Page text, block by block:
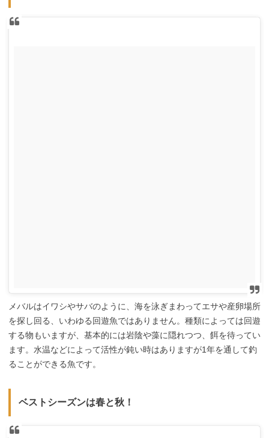
メバルはイワシやサバのように、海を泳ぎまわってエサや産卵場所
を探し回る、いわゆる回遊魚ではありません。種類によっては回遊
する物もいますが、基本的には岩陰や藻に隠れつつ、餌を待ってい
ます。水温などによって活性が鈍い時はありますが1年を通して釣
ることができる魚です。
ベストシーズンは春と秋！